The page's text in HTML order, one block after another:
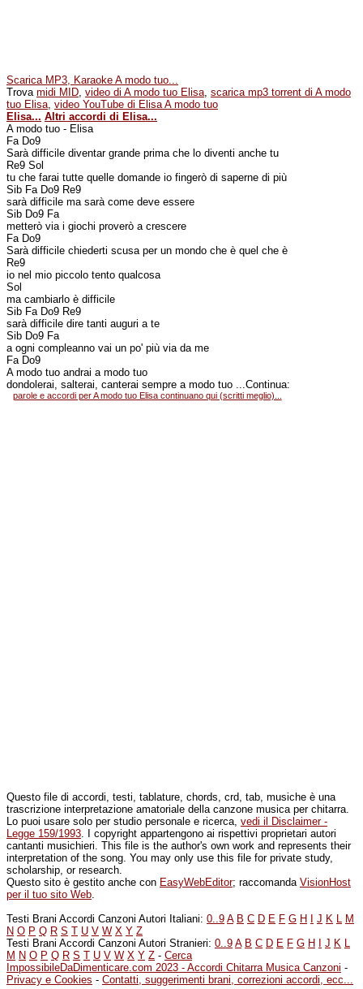
Scarica MP3, Karaoke A modo tuo...
Trova midi MID, video di A modo tuo Elisa, scarica mp3 torrent di A modo
tuo Elisa, video YouTube di Elisa A modo tuo
Elisa... Altri accordi di Elisa...
A modo tuo - Elisa
Fa Do9
Sarà difficile diventar grande prima che lo diventi anche tu
Re9 Sol
tu che farai tutte quelle domande io fingerò di saperne di più
Sib Fa Do9 Re9
sarà difficile ma sarà come deve essere
Sib Do9 Fa
metterò via i giochi proverò a crescere
Fa Do9
Sarà difficile chiederti scusa per un mondo che è quel che è
Re9
io nel mio piccolo tento qualcosa
Sol
ma cambiarlo è difficile
Sib Fa Do9 Re9
sarà difficile dire tanti auguri a te
Sib Do9 Fa
a ogni compleanno vai un po' più via da me
Fa Do9
A modo tuo andrai a modo tuo
dondolerai, salterai, canterai sempre a modo tuo ...Continua:
parole e accordi per A modo tuo Elisa continuano qui (scritti meglio)...
Questo file di accordi, testi, tablature, chords, crd, tab, musiche è una
trascrizione interpretazione amatoriale della canzone musica per chitarra.
Lo puoi usare solo per studio personale e ricerca, vedi il Disclaimer -
Legge 159/1993. I copyright appartengono ai rispettivi proprietari autori
cantanti musichieri. This file is the author's own work and represents their
interpretation of the song. You may only use this file for private study,
scholarship, or research.
Questo sito è gestito anche con EasyWebEditor; raccomanda VisionHost
per il tuo sito Web.
Testi Brani Accordi Canzoni Autori Italiani: 0..9 A B C D E F G H J K L M
N O P Q R S T U V W X Y Z
Testi Brani Accordi Canzoni Autori Stranieri: 0..9 A B C D E F G H J K L
M N O P Q R S T U V W X Y Z - Cerca
ImpossibileDaDimenticare.com 2023 - Accordi Chitarra Musica Canzoni -
Privacy e Cookies - Contatti, suggerimenti brani, correzioni accordi, ecc...